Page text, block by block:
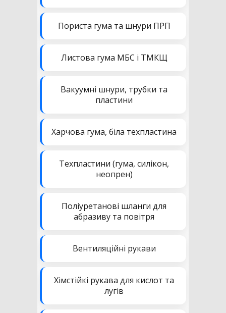
Пориста гума та шнури ПРП
Листова гума МБС і ТМКЩ
Вакуумні шнури, трубки та
пластини
Харчова гума, біла техпластина
Техпластини (гума, силікон,
неопрен)
Поліуретанові шланги для
абразиву та повітря
Вентиляційні рукави
Хімстійкі рукава для кислот та
лугів